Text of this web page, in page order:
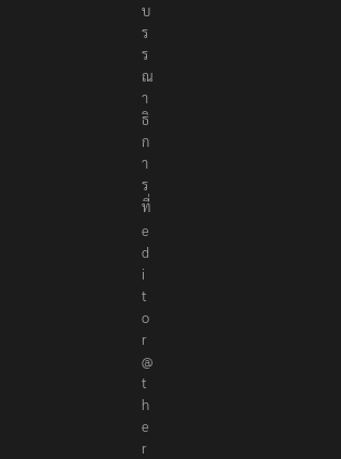
บ
ร
ร
ณ
า
ธิ
ก
า
ร
ที่
e
d
i
t
o
r
@
t
h
e
r